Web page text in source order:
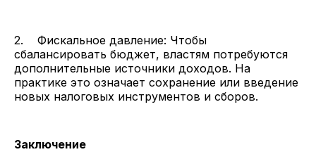
2. Фискальное давление: Чтобы
сбалансировать бюджет, властям потребуются
дополнительные источники доходов. На
практике это означает сохранение или введение
новых налоговых инструментов и сборов.
Заключение